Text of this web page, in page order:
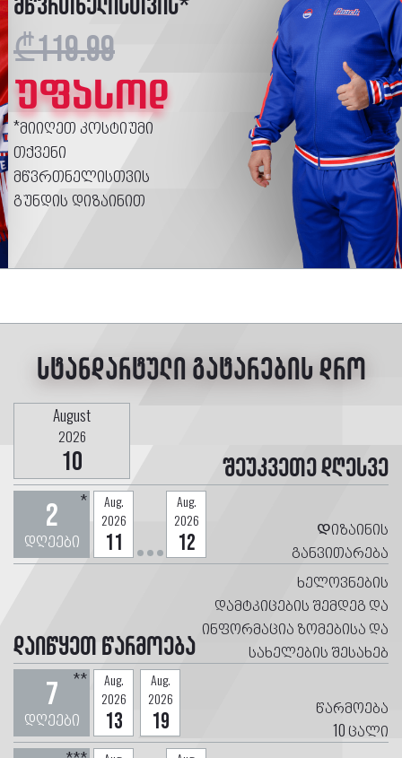
₾119.99
უფასოდ
*მიიღეთ კოსტიუმი
თქვენი
მწვრთნელისთვის
გუნდის დიზაინით
სტანდარტული გატარების დრო
August
2026
10 შეუკვეთე დღესვე
2
დღეები
*
Aug.
2026
11
Aug.
2026
12
Დიზაინის
განვითარება
დაიწყეთ წარმოება
ხელოვნების
დამტკიცების შემდეგ და
ინფორმაცია ზომებისა და
სახელების შესახებ
7
დღეები
**
Aug.
2026
13
Aug.
2026
19
წარმოება
10 ცალი